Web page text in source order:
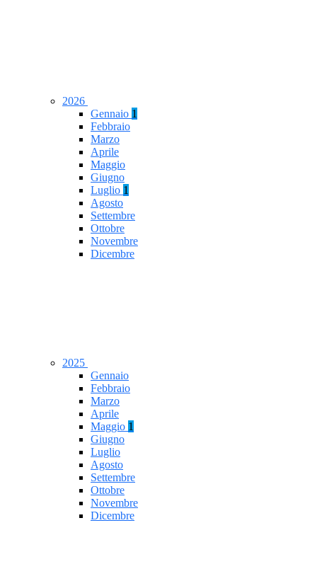
2026
Gennaio 1
Febbraio
Marzo
Aprile
Maggio
Giugno
Luglio 1
Agosto
Settembre
Ottobre
Novembre
Dicembre
2025
Gennaio
Febbraio
Marzo
Aprile
Maggio 1
Giugno
Luglio
Agosto
Settembre
Ottobre
Novembre
Dicembre